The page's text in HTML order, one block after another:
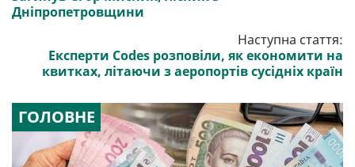
Дніпропетровщини
Наступна стаття:
Експерти Codes розповіли, як економити на
квитках, літаючи з аеропортів сусідніх країн
ГОЛОВНЕ